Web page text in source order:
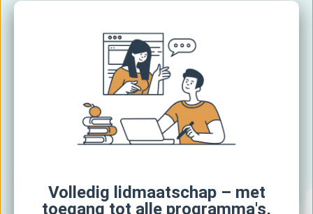
Volledig lidmaatschap – met
toegang tot alle programma's,